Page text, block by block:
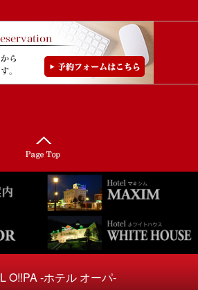
O!!PA -ホテル オーパ-